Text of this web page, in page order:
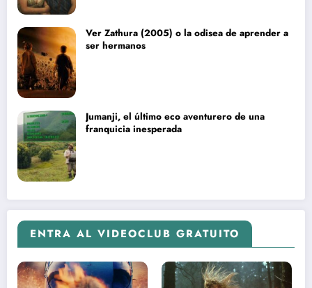
Ver Zathura (2005) o la odisea de aprender a
ser hermanos
Jumanji, el último eco aventurero de una
franquicia inesperada
ENTRA AL VIDEOCLUB GRATUITO